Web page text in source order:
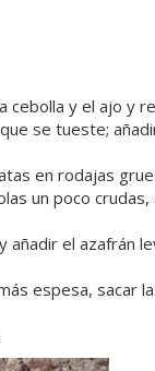
cebolla y el ajo y
se tueste;
en rodajas
un poco
añadir el azafrán
espesa, sacar